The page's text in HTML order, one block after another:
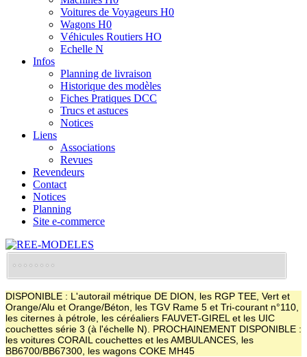
Voitures de Voyageurs H0
Wagons H0
Véhicules Routiers HO
Echelle N
Infos
Planning de livraison
Historique des modèles
Fiches Pratiques DCC
Trucs et astuces
Notices
Liens
Associations
Revues
Revendeurs
Contact
Notices
Planning
Site e-commerce
DISPONIBLE : L'autorail métrique DE DION, les RGP TEE, Vert et
Orange/Alu et Orange/Béton, les TGV Rame 5 et Tri-courant n°110,
les citernes à pétrole, les céréaliers FAUVET-GIREL et les UIC
couchettes série 3 (à l'échelle N). PROCHAINEMENT DISPONIBLE :
les voitures CORAIL couchettes et les AMBULANCES, les
BB6700/BB67300, les wagons COKE MH45